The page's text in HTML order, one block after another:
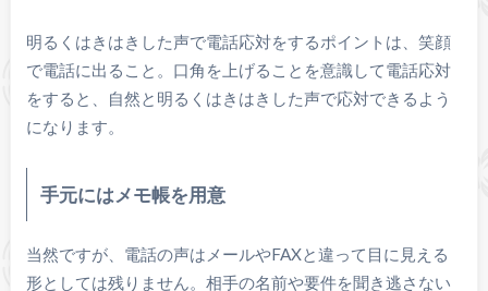
明るくはきはきした声で電話応対をするポイントは、笑顔
で電話に出ること。口角を上げることを意識して電話応対
をすると、自然と明るくはきはきした声で応対できるよう
になります。
手元にはメモ帳を用意
当然ですが、電話の声はメールやFAXと違って目に見える
形としては残りません。相手の名前や要件を聞き逃さない